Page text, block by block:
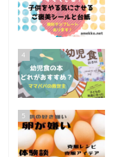
4
5